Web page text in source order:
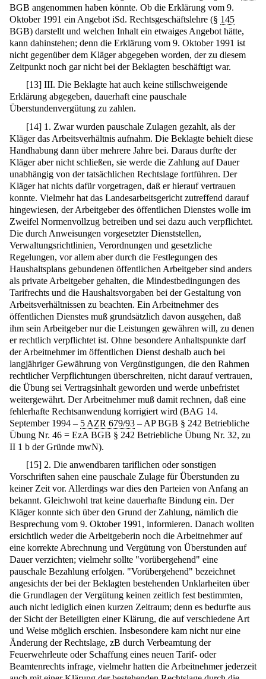
BGB angenommen haben könnte. Ob die Erklärung vom 9.
Oktober 1991 ein Angebot iSd. Rechtsgeschäftslehre (§ 145
BGB) darstellt und welchen Inhalt ein etwaiges Angebot hätte,
kann dahinstehen; denn die Erklärung vom 9. Oktober 1991 ist
nicht gegenüber dem Kläger abgegeben worden, der zu diesem
Zeitpunkt noch gar nicht bei der Beklagten beschäftigt war.
[13] III. Die Beklagte hat auch keine stillschweigende
Erklärung abgegeben, dauerhaft eine pauschale
Überstundenvergütung zu zahlen.
[14] 1. Zwar wurden pauschale Zulagen gezahlt, als der
Kläger das Arbeitsverhältnis aufnahm. Die Beklagte behielt diese
Handhabung dann über mehrere Jahre bei. Daraus durfte der
Kläger aber nicht schließen, sie werde die Zahlung auf Dauer
unabhängig von der tatsächlichen Rechtslage fortführen. Der
Kläger hat nichts dafür vorgetragen, daß er hierauf vertrauen
konnte. Vielmehr hat das Landesarbeitsgericht zutreffend darauf
hingewiesen, der Arbeitgeber des öffentlichen Dienstes wolle im
Zweifel Normenvollzug betreiben und sei dazu auch verpflichtet.
Die durch Anweisungen vorgesetzter Dienststellen,
Verwaltungsrichtlinien, Verordnungen und gesetzliche
Regelungen, vor allem aber durch die Festlegungen des
Haushaltsplans gebundenen öffentlichen Arbeitgeber sind anders
als private Arbeitgeber gehalten, die Mindestbedingungen des
Tarifrechts und die Haushaltsvorgaben bei der Gestaltung von
Arbeitsverhältnissen zu beachten. Ein Arbeitnehmer des
öffentlichen Dienstes muß grundsätzlich davon ausgehen, daß
ihm sein Arbeitgeber nur die Leistungen gewähren will, zu denen
er rechtlich verpflichtet ist. Ohne besondere Anhaltspunkte darf
der Arbeitnehmer im öffentlichen Dienst deshalb auch bei
langjähriger Gewährung von Vergünstigungen, die den Rahmen
rechtlicher Verpflichtungen überschreiten, nicht darauf vertrauen,
die Übung sei Vertragsinhalt geworden und werde unbefristet
weitergewährt. Der Arbeitnehmer muß damit rechnen, daß eine
fehlerhafte Rechtsanwendung korrigiert wird (BAG 14.
September 1994 – 5 AZR 679/93 – AP BGB § 242 Betriebliche
Übung Nr. 46 = EzA BGB § 242 Betriebliche Übung Nr. 32, zu
II 1 b der Gründe mwN).
[15] 2. Die anwendbaren tariflichen oder sonstigen
Vorschriften sahen eine pauschale Zulage für Überstunden zu
keiner Zeit vor. Allerdings war dies den Parteien von Anfang an
bekannt. Gleichwohl trat keine dauerhafte Bindung ein. Der
Kläger konnte sich über den Grund der Zahlung, nämlich die
Besprechung vom 9. Oktober 1991, informieren. Danach wollten
ersichtlich weder die Arbeitgeberin noch die Arbeitnehmer auf
eine korrekte Abrechnung und Vergütung von Überstunden auf
Dauer verzichten; vielmehr sollte "vorübergehend" eine
pauschale Bezahlung erfolgen. "Vorübergehend" bezeichnet
angesichts der bei der Beklagten bestehenden Unklarheiten über
die Grundlagen der Vergütung keinen zeitlich fest bestimmten,
auch nicht lediglich einen kurzen Zeitraum; denn es bedurfte aus
der Sicht der Beteiligten einer Klärung, die auf verschiedene Art
und Weise möglich erschien. Insbesondere kam nicht nur eine
Änderung der Rechtslage, zB durch Verbeamtung der
Feuerwehrleute oder Schaffung eines neuen Tarif- oder
Beamtenrechts infrage, vielmehr hatten die Arbeitnehmer jederzeit